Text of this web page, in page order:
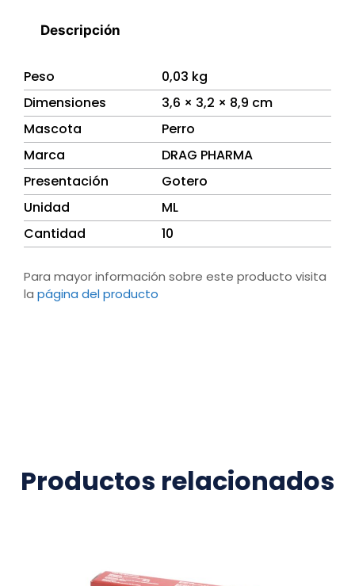
Descripción
Peso
0,03 kg
Dimensiones
3,6 × 3,2 × 8,9 cm
Mascota
Perro
Marca
DRAG PHARMA
Presentación
Gotero
Unidad
ML
Cantidad
10
Para mayor información sobre este producto visita
la página del producto
Productos relacionados